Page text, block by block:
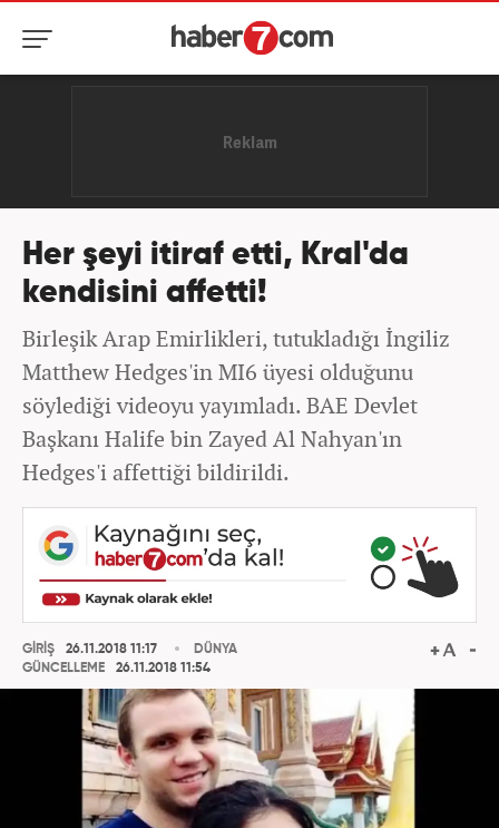
Her şeyi itiraf etti, Kral'da
kendisini affetti!
Birleşik Arap Emirlikleri, tutukladığı İngiliz
Matthew Hedges'in MI6 üyesi olduğunu
söylediği videoyu yayımladı. BAE Devlet
Başkanı Halife bin Zayed Al Nahyan'ın
Hedges'i affettiği bildirildi.
GİRİŞ
26.11.2018 11:17
GÜNCELLEME
26.11.2018 11:54
DÜNYA